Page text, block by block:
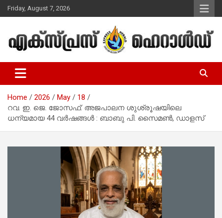
Skip
to
Friday, August 7, 2026
Express Herald – Malayalam
Christian News
Home 2026 May
18
റവ. ഇ. ജെ. ജോസഫ്: അജപാലന ശുശ്രൂഷയിലെ
ധന്യമായ 44 വർഷങ്ങൾ : ബാബു പി. സൈമൺ, ഡാളസ്